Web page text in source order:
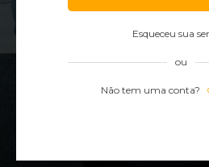
Esqueceu sua
ou
Não tem uma conta?